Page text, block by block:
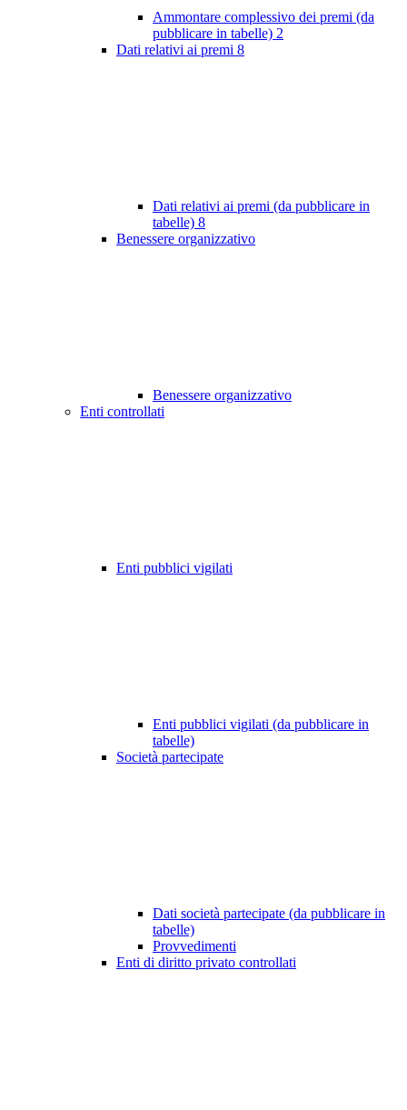
Ammontare complessivo dei premi (da
pubblicare in tabelle) 2
Dati relativi ai premi 8
Dati relativi ai premi (da pubblicare in
tabelle) 8
Benessere organizzativo
Benessere organizzativo
Enti controllati
Enti pubblici vigilati
Enti pubblici vigilati (da pubblicare in
tabelle)
Società partecipate
Dati società partecipate (da pubblicare in
tabelle)
Provvedimenti
Enti di diritto privato controllati